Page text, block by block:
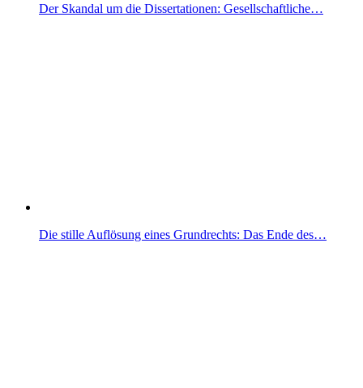
Der Skandal um die Dissertationen: Gesellschaftliche…
Die stille Auflösung eines Grundrechts: Das Ende des…